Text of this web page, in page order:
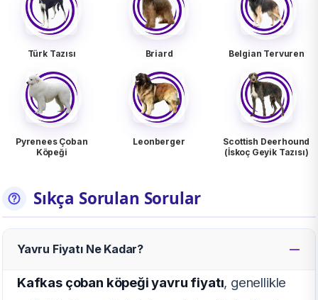
Türk Tazısı Briard Belgian Tervuren
Pyrenees Çoban
Köpeği
Leonberger
Scottish Deerhound
(İskoç Geyik Tazısı)
Sıkça Sorulan Sorular
Yavru Fiyatı Ne Kadar?
Kafkas çoban köpeği yavru fiyatı, genellikle